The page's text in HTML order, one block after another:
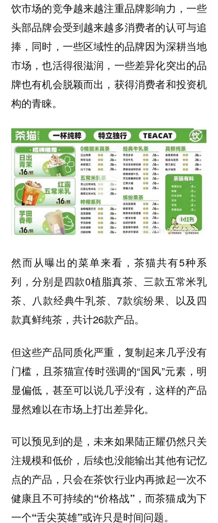
饮市场的竞争越来越注重品牌影响力，一些
头部品牌会受到越来越多消费者的认可与追
捧，同时，一些区域性的品牌因为深耕当地
市场，也活得很滋润，一些差异化突出的品
牌也有机会脱颖而出，获得消费者和投资机
构的青睐。
然而从曝出的菜单来看，茶猫共有5种系
列，分别是四款0植脂真茶、三款五常米乳
茶、八款经典牛乳茶、7款缤纷果、以及四
款真鲜纯茶，共计26款产品。
但这些产品同质化严重，复制起来几乎没有
门槛，且茶猫宣传时强调的“国风”元素，明
显偏低，甚至可以说几乎没有，这样的产品
显然难以在市场上打出差异化。
可以预见到的是，未来如果陆正耀仍然只关
注规模和低价，后续也没能输出其他有记忆
点的产品，只会在茶饮行业内再掀起一次不
健康且不可持续的“价格战”，而茶猫成为下
一个“舌尖英雄”或许只是时间问题。